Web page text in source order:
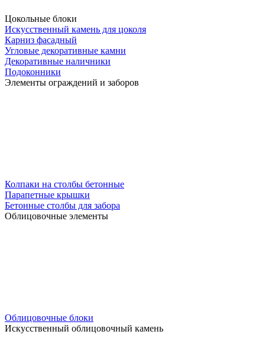
Цокольные блоки
Искусственный камень для цоколя
Карниз фасадный
Угловые декоративные камни
Декоративные наличники
Подоконники
Элементы ограждений и заборов
Колпаки на столбы бетонные
Парапетные крышки
Бетонные столбы для забора
Облицовочные элементы
Облицовочные блоки
Искусственный облицовочный камень